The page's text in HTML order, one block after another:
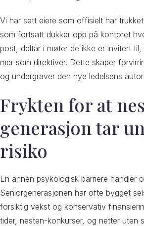
Vi har sett eiere som offisielt har
som fortsatt dukker opp på kontoret
post, deltar i møter de ikke er invitert
mer som direktiver. Dette skaper
og undergraver den nye ledelsens
Frykten for at
generasjon tar
risiko
En annen psykologisk barriere handler
Seniorgenerasjonen har ofte bygget
forsiktig vekst og konservativ
tider, nesten-konkurser, og netter uten